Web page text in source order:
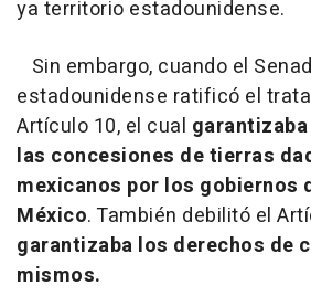
ya territorio estadounidense.
Sin embargo, cuando el
estadounidense ratificó el
Artículo 10, el cual
las concesiones de tierras
mexicanos por los gobiernos
México. También debilitó el
garantizaba los derechos de
mismos.